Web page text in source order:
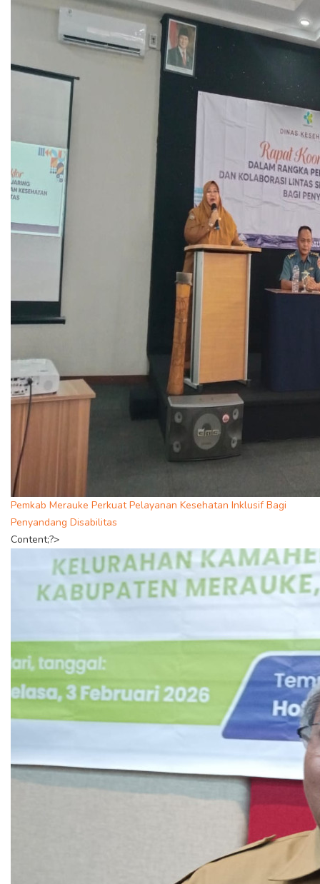
Pemkab Merauke Perkuat Pelayanan Kesehatan Inklusif Bagi
Penyandang Disabilitas
Content;?>